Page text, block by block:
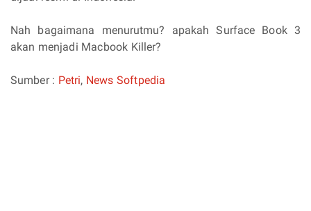
Nah bagaimana menurutmu? apakah Surface Book 3
akan menjadi Macbook Killer?
Sumber : Petri, News Softpedia